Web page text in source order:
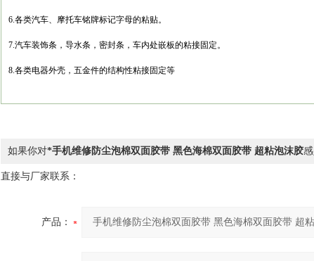
6.各类汽车、摩托车铭牌标记字母的粘贴。
7.汽车装饰条，导水条，密封条，车内处嵌板的粘接固定。
8.各类电器外壳，五金件的结构性粘接固定等
如果你对*手机维修防尘泡棉双面胶带 黑色海棉双面胶带 超粘泡沫胶
直接与厂家联系：
产品：